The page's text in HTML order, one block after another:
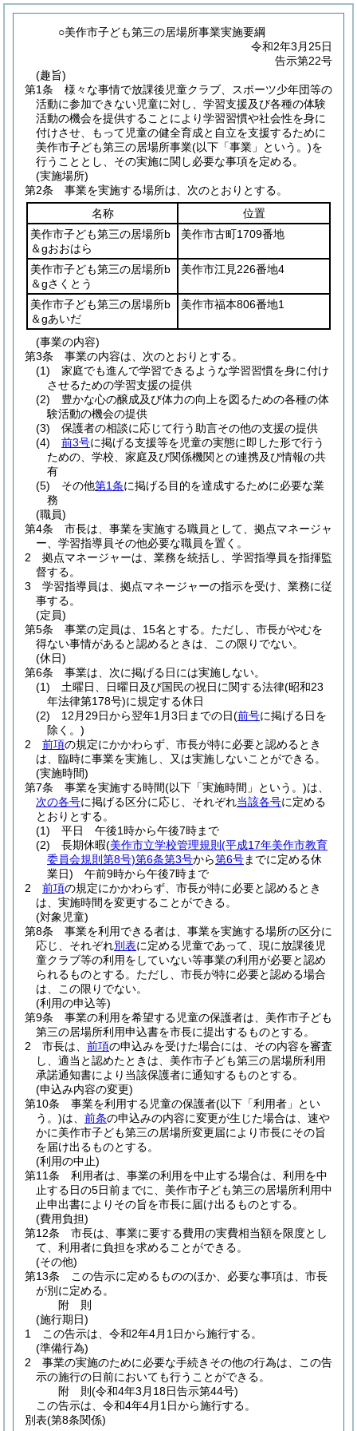
○美作市子ども第三の居場所事業実施要綱
令和2年3月25日
告示第22号
(趣旨)
第1条
様々な事情で放課後児童クラブ、スポーツ少年団等の
活動に参加できない児童に対し、学習支援及び各種の体験
活動の機会を提供することにより学習習慣や社会性を身に
付けさせ、もって児童の健全育成と自立を支援するために
美作市子ども第三の居場所事業(以下「事業」という。)を
行うこととし、その実施に関し必要な事項を定める。
(実施場所)
第2条
事業を実施する場所は、次のとおりとする。
名称
位置
美作市子ども第三の居場所b
＆gおおはら
美作市古町1709番地
美作市子ども第三の居場所b
＆gさくとう
美作市江見226番地4
美作市子ども第三の居場所b
＆gあいだ
美作市福本806番地1
(事業の内容)
第3条
事業の内容は、次のとおりとする。
(1)
家庭でも進んで学習できるような学習習慣を身に付け
させるための学習支援の提供
(2)
豊かな心の醸成及び体力の向上を図るための各種の体
験活動の機会の提供
(3)
保護者の相談に応じて行う助言その他の支援の提供
(4)
前3号に掲げる支援等を児童の実態に即した形で行う
ための、学校、家庭及び関係機関との連携及び情報の共
有
(5)
その他第1条に掲げる目的を達成するために必要な業
務
(職員)
第4条
市長は、事業を実施する職員として、拠点マネージャ
ー、学習指導員その他必要な職員を置く。
2
拠点マネージャーは、業務を統括し、学習指導員を指揮監
督する。
3
学習指導員は、拠点マネージャーの指示を受け、業務に従
事する。
(定員)
第5条
事業の定員は、15名とする。 ただし、市長がやむを
得ない事情があると認めるときは、この限りでない。
(休日)
第6条
事業は、次に掲げる日には実施しない。
(1)
土曜日、日曜日及び国民の祝日に関する法律(昭和23
年法律第178号)に規定する休日
(2)
12月29日から翌年1月3日までの日(前号に掲げる日を
除く。)
2
前項の規定にかかわらず、市長が特に必要と認めるとき
は、臨時に事業を実施し、又は実施しないことができる。
(実施時間)
第7条
事業を実施する時間(以下「実施時間」という。)は、
次の各号に掲げる区分に応じ、それぞれ当該各号に定める
とおりとする。
(1)
平日 午後1時から午後7時まで
(2)
長期休暇(美作市立学校管理規則 (平成17年美作市教育
委員会規則第8号)第6条第3号から第6号までに定める休
業日) 午前9時から午後7時まで
2
前項の規定にかかわらず、市長が特に必要と認めるとき
は、実施時間を変更することができる。
(対象児童)
第8条
事業を利用できる者は、事業を実施する場所の区分に
応じ、それぞれ別表に定める児童であって、現に放課後児
童クラブ等の利用をしていない等事業の利用が必要と認め
られるものとする。 ただし、市長が特に必要と認める場合
は、この限りでない。
(利用の申込等)
第9条
事業の利用を希望する児童の保護者は、美作市子ども
第三の居場所利用申込書を市長に提出するものとする。
2
市長は、 前項の申込みを受けた場合には、その内容を審査
し、適当と認めたときは、美作市子ども第三の居場所利用
承諾通知書により当該保護者に通知するものとする。
(申込み内容の変更)
第10条
事業を利用する児童の保護者(以下「利用者」とい
う。)は、 前条の申込みの内容に変更が生じた場合は、速や
かに美作市子ども第三の居場所変更届により市長にその旨
を届け出るものとする。
(利用の中止)
第11条
利用者は、事業の利用を中止する場合は、利用を中
止する日の5日前までに、美作市子ども第三の居場所利用中
止申出書によりその旨を市長に届け出るものとする。
(費用負担)
第12条
市長は、事業に要する費用の実費相当額を限度とし
て、利用者に負担を求めることができる。
(その他)
第13条
この告示に定めるもののほか、必要な事項は、市長
が別に定める。
附 則
(施行期日)
1
この告示は、令和2年4月1日から施行する。
(準備行為)
2
事業の実施のために必要な手続きその他の行為は、この告
示の施行の日前においても行うことができる。
附 則(令和4年3月18日告示第44号)
この告示は、令和4年4月1日から施行する。
別表(第8条関係)